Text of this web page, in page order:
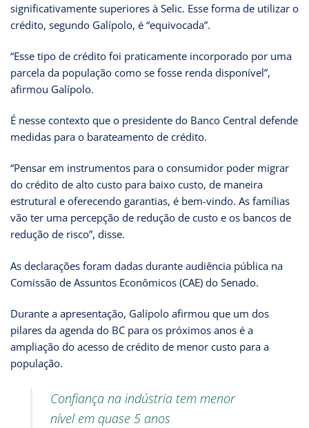
significativamente superiores à Selic. Esse forma de utilizar o
crédito, segundo Galípolo, é “equivocada”.
“Esse tipo de crédito foi praticamente incorporado por uma
parcela da população como se fosse renda disponível”,
afirmou Galípolo.
É nesse contexto que o presidente do Banco Central defende
medidas para o barateamento de crédito.
“Pensar em instrumentos para o consumidor poder migrar
do crédito de alto custo para baixo custo, de maneira
estrutural e oferecendo garantias, é bem-vindo. As famílias
vão ter uma percepção de redução de custo e os bancos de
redução de risco”, disse.
As declarações foram dadas durante audiência pública na
Comissão de Assuntos Econômicos (CAE) do Senado.
Durante a apresentação, Galípolo afirmou que um dos
pilares da agenda do BC para os próximos anos é a
ampliação do acesso de crédito de menor custo para a
população.
Confiança na indústria tem menor
nível em quase 5 anos